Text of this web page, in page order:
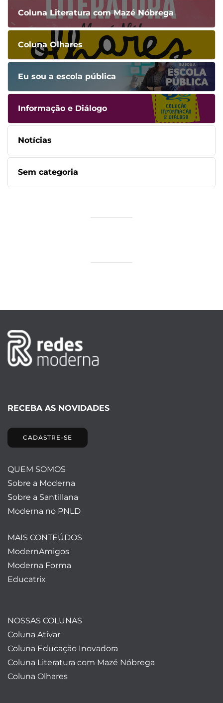
Coluna Literatura com Mazé Nóbrega
Coluna Olhares
Eu sou a escola pública
Informação e Diálogo
Notícias
Sem categoria
RECEBA AS NOVIDADES
CADASTRE-SE
QUEM SOMOS
Sobre a Moderna
Sobre a Santillana
Moderna no PNLD
MAIS CONTEÚDOS
ModernAmigos
Moderna Forma
Educatrix
NOSSAS COLUNAS
Coluna Ativar
Coluna Educação Inovadora
Coluna Literatura com Mazé Nóbrega
Coluna Olhares